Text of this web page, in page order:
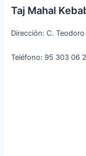
Taj Mahal
Dirección: C.
Teléfono: 95 303 06